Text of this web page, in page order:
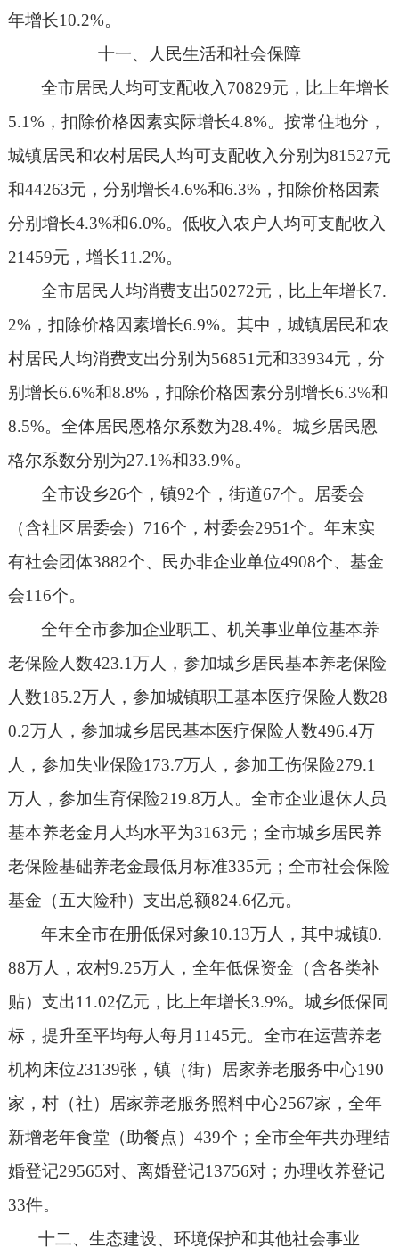
年增长10.2%。
十一、人民生活和社会保障
全市居民人均可支配收入70829元，比上年增长
5.1%，扣除价格因素实际增长4.8%。按常住地分，
城镇居民和农村居民人均可支配收入分别为81527元
和44263元，分别增长4.6%和6.3%，扣除价格因素
分别增长4.3%和6.0%。 低收入农户人均可支配收入
21459元，增长11.2%。
全市居民人均消费支出50272元，比上年增长7.
2%，扣除价格因素增长6.9%。其中，城镇居民和农
村居民人均消费支出分别为56851元和33934元，分
别增长6.6%和8.8%，扣除价格因素分别增长6.3%和
8.5%。全体居民恩格尔系数为28.4%。城乡居民恩
格尔系数分别为27.1%和33.9%。
全市设乡26个，镇92个，街道67个。居委会
（含社区居委会） 716个，村委会2951个。年末实
有社会团体3882个、民办非企业单位4908个、基金
会116个。
全年全市参加企业职工、机关事业单位基本养
老保险人数423.1万人，参加城乡居民基本养老保险
人数185.2万人，参加城镇职工基本医疗保险人数28
0.2万人，参加城乡居民基本医疗保险人数496.4万
人，参加失业保险173.7万人，参加工伤保险279.1
万人，参加生育保险219.8万人。全市企业退休人员
基本养老金月人均水平为3163元；全市城乡居民养
老保险基础养老金最低月标准335元；全市社会保险
基金（五大险种）支出总额824.6亿元。
年末全市在册低保对象10.13万人，其中城镇0.
88万人，农村9.25万人，全年低保资金（含各类补
贴）支出11.02亿元，比上年增长3.9%。城乡低保同
标，提升至平均每人每月 1145元。全市在运营养老
机构床位23139张，镇（街）居家养老服务中心190
家，村（社）居家养老服务照料中心2567家，全年
新增老年食堂（助餐点） 439个；全市全年共办理结
婚登记29565对、离婚登记13756对；办理收养登记
33件。
十二、生态建设、环境保护和其他社会事业